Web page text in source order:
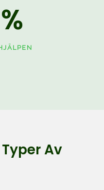
%
Av